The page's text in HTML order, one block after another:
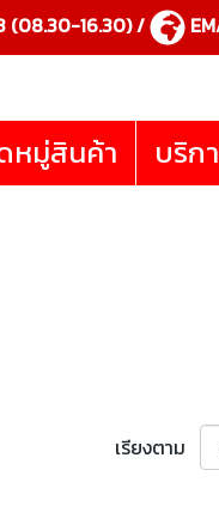
(08.30-16.30) /
หมู่สินค้า บริก
เรียงตาม